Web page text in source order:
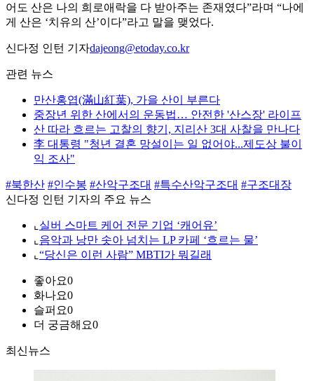
어도 산은 나의 희로애락을 다 받아주는 존재였다”라며 “나에
게 산은 ‘치유의 산’이다”라고 말을 맺었다.
신다정 인턴 기자dajeong@etoday.co.kr
관련 뉴스
만산홍엽(滿山紅葉), 가을 산이 부른다
중장년 위한 산에서의 운동법… 안전한 '산스장' 라이프
산 따라 흐르는 고찰의 향기, 지리산 3대 사찰을 만나다
李 대통령 "청년 결혼 망설이는 일 없어야...제도상 불이
익 조사"
#북한산 #인수봉 #산악구조대 #특수산악구조대 #구조대장
신다정 인턴 기자의 주요 뉴스
⌞ 실버 스마트 케어 전문 기업 ‘캐어유’
⌞ 음악과 낭만 솟아 넘치는 LP 카페 ‘흐르는 물’
⌞ “당신은 이런 사람” MBTI가 뭐길래
좋아요0
화나요0
슬퍼요0
더 궁금해요0
최신뉴스